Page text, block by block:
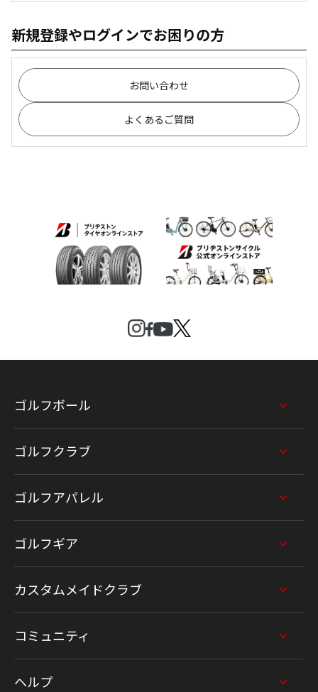
新規登録やログインでお困りの方
お問い合わせ
よくあるご質問
ゴルフボール
ゴルフクラブ
ゴルフアパレル
ゴルフギア
カスタムメイドクラブ
コミュニティ
ヘルプ